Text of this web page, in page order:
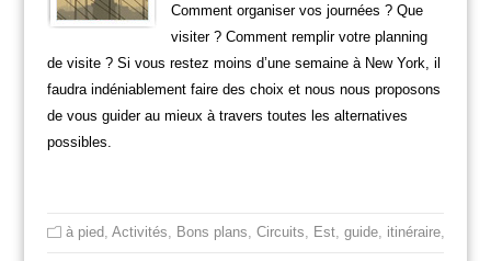
Comment organiser vos journées ? Que
visiter ? Comment remplir votre planning
de visite ? Si vous restez moins d’une semaine à New York, il
faudra indéniablement faire des choix et nous nous proposons
de vous guider au mieux à travers toutes les alternatives
possibles.
à pied Activités Bons plans Circuits Est, guide, itinéraire,